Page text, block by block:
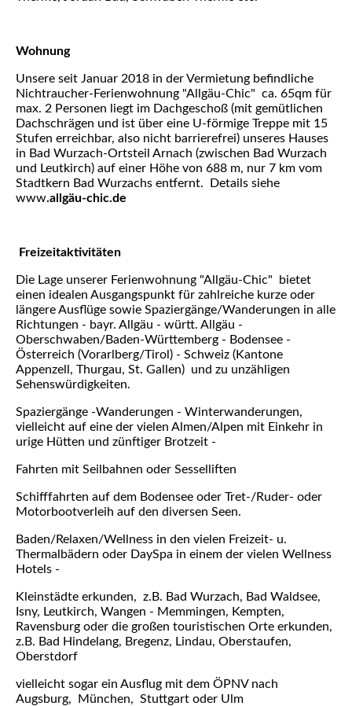
Wohnung
Unsere seit Januar 2018 in der Vermietung befindliche
Nichtraucher-Ferienwohnung "Allgäu-Chic" ca. 65qm für
max. 2 Personen liegt im Dachgeschoß (mit gemütlichen
Dachschrägen und ist über eine U-förmige Treppe mit 15
Stufen erreichbar, also nicht barrierefrei) unseres Hauses
in Bad Wurzach-Ortsteil Arnach (zwischen Bad Wurzach
und Leutkirch) auf einer Höhe von 688 m, nur 7 km vom
Stadtkern Bad Wurzachs entfernt.
Details siehe
www.allgäu-chic.de
Freizeitaktivitäten
Die Lage unserer Ferienwohnung "Allgäu-Chic" bietet
einen idealen Ausgangspunkt für zahlreiche kurze oder
längere Ausflüge sowie Spaziergänge/Wanderungen in alle
Richtungen - bayr. Allgäu - württ. Allgäu -
Oberschwaben/Baden-Württemberg - Bodensee -
Österreich (Vorarlberg/Tirol) - Schweiz (Kantone
Appenzell, Thurgau, St. Gallen) und zu unzähligen
Sehenswürdigkeiten.
Spaziergänge -Wanderungen - Winterwanderungen,
vielleicht auf eine der vielen Almen/Alpen mit Einkehr in
urige Hütten und zünftiger Brotzeit -
Fahrten mit Seilbahnen oder Sesselliften
Schifffahrten auf dem Bodensee oder Tret-/Ruder- oder
Motorbootverleih auf den diversen Seen.
Baden/Relaxen/Wellness in den vielen Freizeit- u.
Thermalbädern oder DaySpa in einem der vielen Wellness
Hotels -
Kleinstädte erkunden, z.B. Bad Wurzach, Bad Waldsee,
Isny, Leutkirch, Wangen - Memmingen, Kempten,
Ravensburg oder die großen touristischen Orte erkunden,
z.B. Bad Hindelang, Bregenz, Lindau, Oberstaufen,
Oberstdorf
vielleicht sogar ein Ausflug mit dem ÖPNV nach
Augsburg, München, Stuttgart oder Ulm